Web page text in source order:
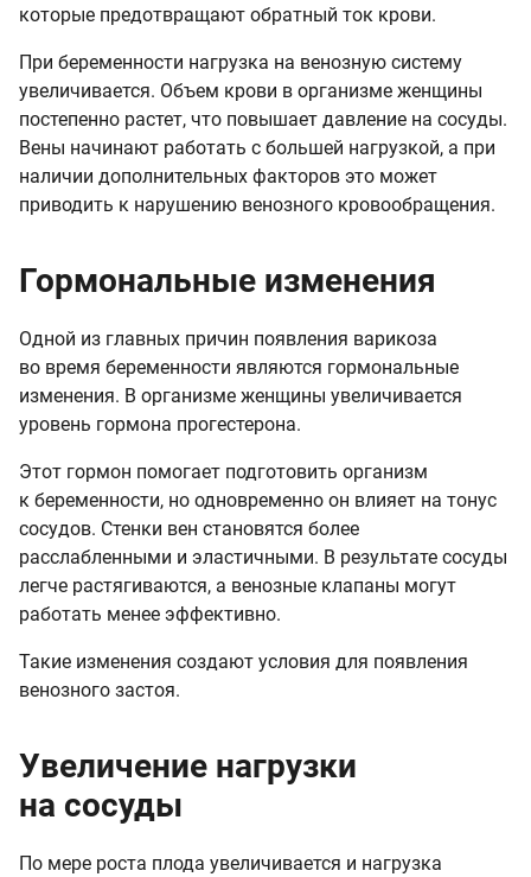
которые предотвращают обратный ток крови.
При беременности нагрузка на венозную систему
увеличивается. Объем крови в организме женщины
постепенно растет, что повышает давление на сосуды.
Вены начинают работать с большей нагрузкой, а при
наличии дополнительных факторов это может
приводить к нарушению венозного кровообращения.
Гормональные изменения
Одной из главных причин появления варикоза
во время беременности являются гормональные
изменения. В организме женщины увеличивается
уровень гормона прогестерона.
Этот гормон помогает подготовить организм
к беременности, но одновременно он влияет на тонус
сосудов. Стенки вен становятся более
расслабленными и эластичными. В результате сосуды
легче растягиваются, а венозные клапаны могут
работать менее эффективно.
Такие изменения создают условия для появления
венозного застоя.
Увеличение нагрузки
на сосуды
По мере роста плода увеличивается и нагрузка